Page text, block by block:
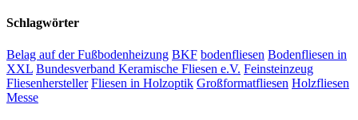
Schlagwörter
Belag auf der Fußbodenheizung BKF bodenfliesen Bodenfliesen in
XXL Bundesverband Keramische Fliesen e.V. Feinsteinzeug
Fliesenhersteller Fliesen in Holzoptik Großformatfliesen Holzfliesen
Messe